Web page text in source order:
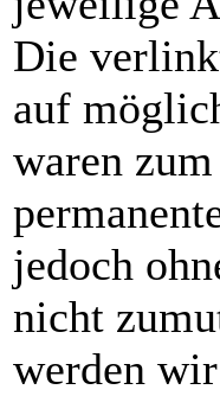
Die
auf
waren
jedoch
nicht
werden